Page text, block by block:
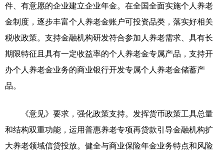
件、有意愿的企业建立企业年金。在全国全面实施个人养老
金制度，逐步丰富个人养老金账户可投资品类，落实好相关
税收政策。支持金融机构研发符合参加人养老需求、具有长
期限特征且具有一定收益率的个人养老金专属产品，支持开
办个人养老金业务的商业银行开发专属个人养老金储蓄产
品。
《意见》要求，强化政策支持。发挥货币政策工具总量
和结构双重功能，运用普惠养老专项再贷款引导金融机构扩
大养老领域信贷投放。健全与商业保险年金业务特点和风险